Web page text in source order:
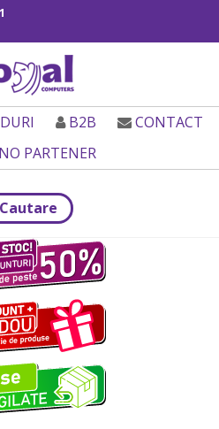
B2B
CONTACT
PARTENER
Cautare